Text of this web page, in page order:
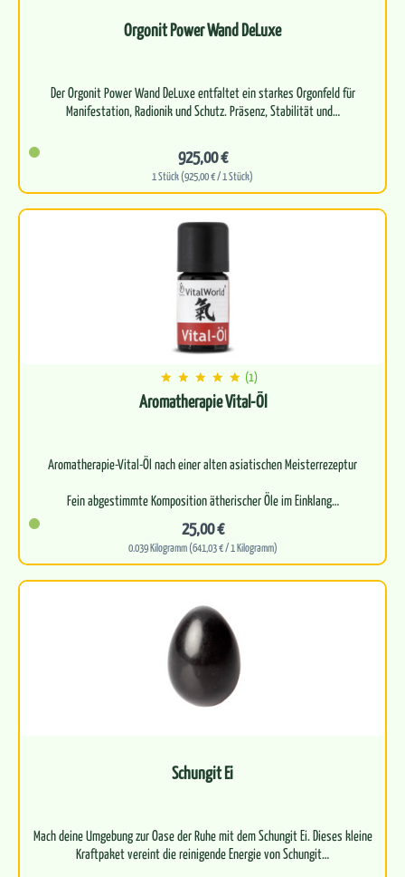
Orgonit Power Wand DeLuxe
Der Orgonit Power Wand DeLuxe entfaltet ein starkes Orgonfeld für
Manifestation, Radionik und Schutz. Präsenz, Stabilität und…
925,00 €
1 Stück (925,00 € / 1 Stück)
(1)
Aromatherapie Vital-Öl
Aromatherapie-Vital-Öl nach einer alten asiatischen Meisterrezeptur
Fein abgestimmte Komposition ätherischer Öle im Einklang…
25,00 €
0.039 Kilogramm (641,03 € / 1 Kilogramm)
Schungit Ei
Mach deine Umgebung zur Oase der Ruhe mit dem Schungit Ei. Dieses kleine